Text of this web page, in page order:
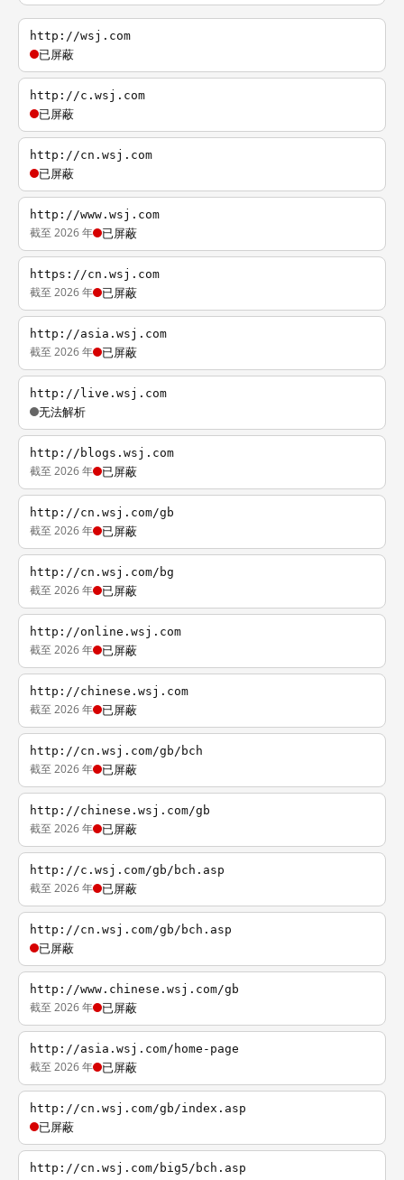
http://wsj.com
已屏蔽
http://c.wsj.com
已屏蔽
http://cn.wsj.com
已屏蔽
http://www.wsj.com
截至 2026 年 已屏蔽
https://cn.wsj.com
截至 2026 年 已屏蔽
http://asia.wsj.com
截至 2026 年 已屏蔽
http://live.wsj.com
无法解析
http://blogs.wsj.com
截至 2026 年 已屏蔽
http://cn.wsj.com/gb
截至 2026 年 已屏蔽
http://cn.wsj.com/bg
截至 2026 年 已屏蔽
http://online.wsj.com
截至 2026 年 已屏蔽
http://chinese.wsj.com
截至 2026 年 已屏蔽
http://cn.wsj.com/gb/bch
截至 2026 年 已屏蔽
http://chinese.wsj.com/gb
截至 2026 年 已屏蔽
http://c.wsj.com/gb/bch.asp
截至 2026 年 已屏蔽
http://cn.wsj.com/gb/bch.asp
已屏蔽
http://www.chinese.wsj.com/gb
截至 2026 年 已屏蔽
http://asia.wsj.com/home-page
截至 2026 年 已屏蔽
http://cn.wsj.com/gb/index.asp
已屏蔽
http://cn.wsj.com/big5/bch.asp